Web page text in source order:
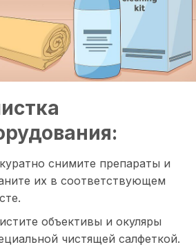
снимите препараты и
их в соответствующем
объективы и окуляры
чистящей салфеткой.